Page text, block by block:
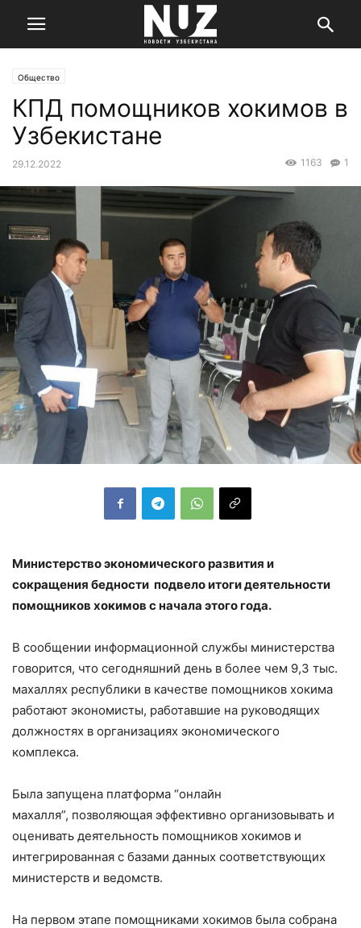
Общество
КПД помощников хокимов в
Узбекистане
29.12.2022 1
1163
Министерство экономического развития и
сокращения бедности подвело итоги деятельности
помощников хокимов с начала этого года.
В сообщении информационной службы министерства
говорится, что сегодняшний день в более чем 9,3 тыс.
махаллях республики в качестве помощников хокима
работают экономисты, работавшие на руководящих
должностях в организациях экономического
комплекса.
Была запущена платформа “онлайн
махалля”, позволяющая эффективно организовывать и
оценивать деятельность помощников хокимов и
интегрированная с базами данных соответствующих
министерств и ведомств.
На первом этапе помощниками хокимов была собрана